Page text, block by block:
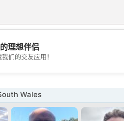
💖
理想伴侣
们的交友应用！
Wales